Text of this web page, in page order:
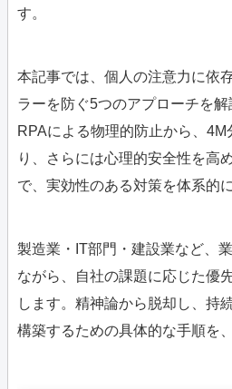
す。
本記事では、個人の注意力に依
ラーを防ぐ5つのアプローチを
RPAによる物理的防止から、
り、さらには心理的安全性を高
で、実効性のある対策を体系的
製造業・IT部門・建設業など、
ながら、自社の課題に応じた優
します。精神論から脱却し、持
構築するための具体的な手順を